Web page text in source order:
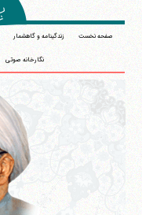
صفحه نخست زندگینامه و گاهشمار
نگارخانه صوتی